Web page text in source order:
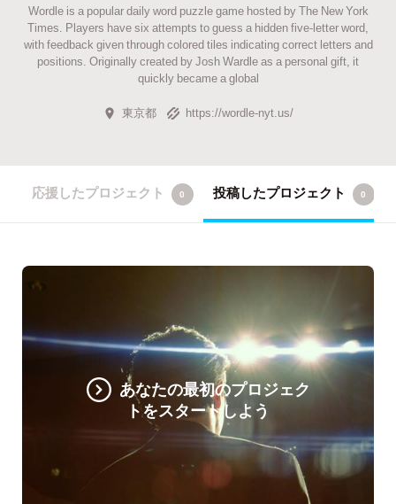
Wordle is a popular daily word puzzle game hosted by The New York
Times. Players have six attempts to guess a hidden five-letter word,
with feedback given through colored tiles indicating correct letters and
positions. Originally created by Josh Wardle as a personal gift, it
quickly became a global
東京都 https://wordle-nyt.us/
応援したプロジェクト 0 投稿したプロジェクト 0
あなたの最初のプロジェク
トをスタートしよう